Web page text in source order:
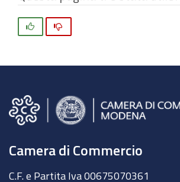
Camera di Commercio
C.F. e Partita Iva 00675070361